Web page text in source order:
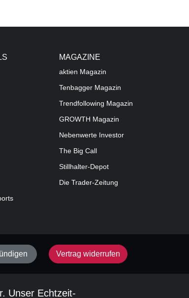
MAGAZINE
aktien Magazin
Tenbagger Magazin
Trendfollowing Magazin
GROWTH Magazin
Nebenwerte Investor
The Big Call
Stillhalter-Depot
Die Trader-Zeitung
Vertrag widerrufen
Unser Echtzeit-